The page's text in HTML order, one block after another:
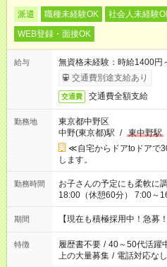
派遣 職種未経験OK 社会人未経験
WEB登録・面接OK
給与
無資格未経験：時給1400
交通費別途支給あり
交通費 交通費全額支給
勤務地
東京都中野区
中野(東京都)駅 / 東中野駅
≪自宅からドアtoドアで
します。
勤務時間
お子さんの予定にも柔軟に調整可能で
18:00（休憩60分） 7:00～
19:00（休憩60分） ※Wワーク希望の方へ 今ご覧のお仕事で希
望する勤務時間と、もう1
期間 【現在も積極採用中！急募
特徴 履歴書不要 / 40～50代活躍
上の大量募集 / 電話対応なし